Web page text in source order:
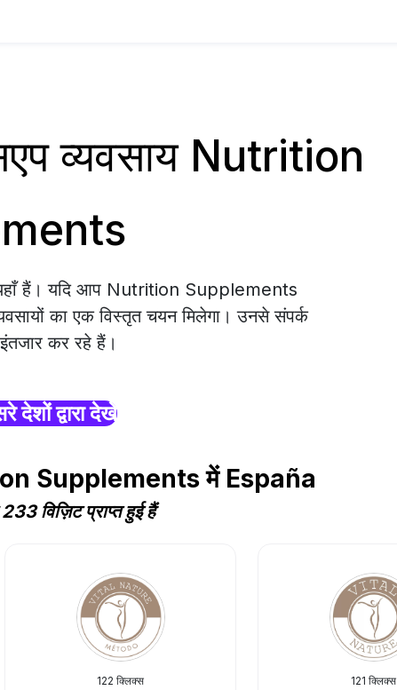
व्यवसाय Nutrition
यहाँ हैं। यदि आप Nutrition Supplements
का एक विस्तृत चयन मिलेगा। उनसे संपर्क
कर रहे हैं।
देशों द्वारा देखें
Supplements में España
विज़िट प्राप्त हुई हैं
122 क्लिक्स 121 क्लिक्स